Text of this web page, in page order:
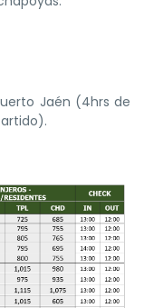
Jaén (4hrs de